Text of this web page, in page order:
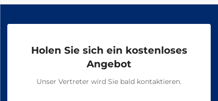
Holen Sie sich ein kostenloses
Angebot
Unser Vertreter wird Sie bald kontaktieren.